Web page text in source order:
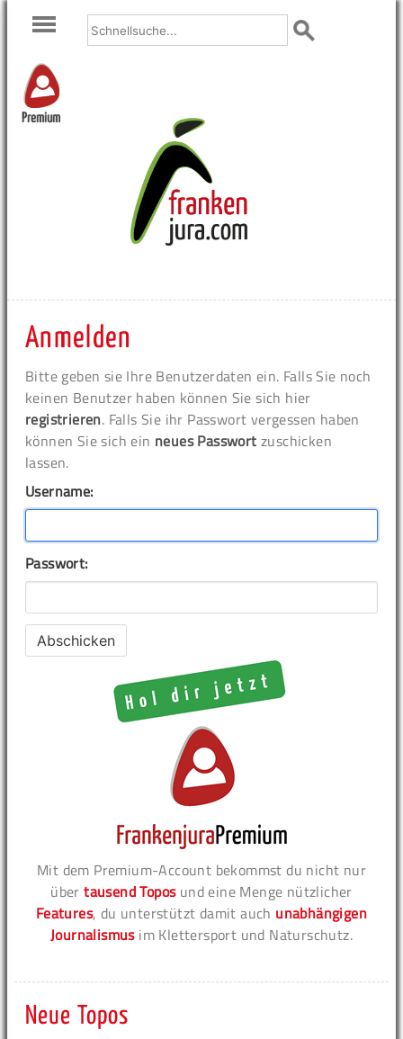
Premium
Anmelden
Bitte geben sie Ihre Benutzerdaten ein. Falls Sie noch
keinen Benutzer haben können Sie sich hier
registrieren. Falls Sie ihr Passwort vergessen haben
können Sie sich ein neues Passwort zuschicken
lassen.
Username:
Passwort:
Mit dem Premium-Account bekommst du nicht nur
übertausend Toposund eine Menge nützlicher
Features, du unterstützt damit auch unabhängigen
Journalismusim Klettersport und Naturschutz.
Neue Topos